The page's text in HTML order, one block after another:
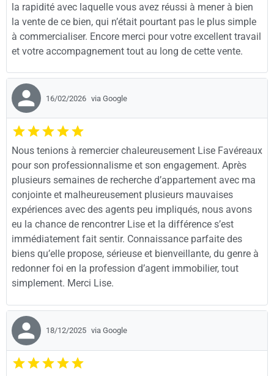
la rapidité avec laquelle vous avez réussi à mener à bien
la vente de ce bien, qui n’était pourtant pas le plus simple
à commercialiser. Encore merci pour votre excellent travail
et votre accompagnement tout au long de cette vente.
16/02/2026 via Google
Nous tenions à remercier chaleureusement Lise Favéreaux
pour son professionnalisme et son engagement. Après
plusieurs semaines de recherche d’appartement avec ma
conjointe et malheureusement plusieurs mauvaises
expériences avec des agents peu impliqués, nous avons
eu la chance de rencontrer Lise et la différence s’est
immédiatement fait sentir. Connaissance parfaite des
biens qu’elle propose, sérieuse et bienveillante, du genre à
redonner foi en la profession d’agent immobilier, tout
simplement. Merci Lise.
18/12/2025 via Google